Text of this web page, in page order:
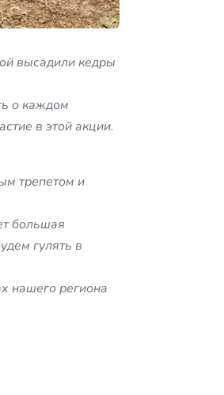
высадили кедры
о каждом
в этой акции.
трепетом и
большая
гулять в
нашего региона